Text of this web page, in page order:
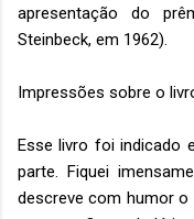
apresentação do
Steinbeck, em 1962).
Impressões sobre o
Esse livro foi indicado
parte. Fiquei
descreve com humor o